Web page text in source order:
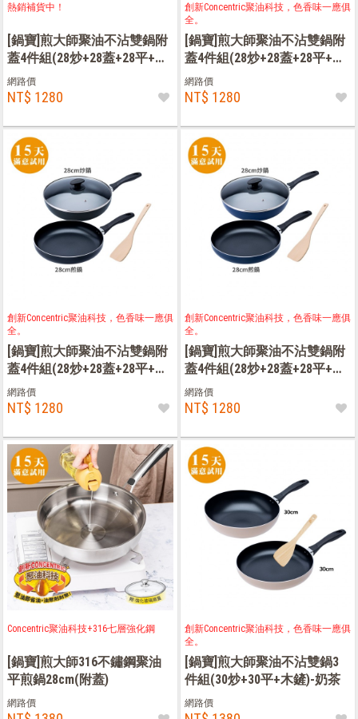
熱銷補貨中！
[鍋寶]煎大師聚油不沾雙鍋附
蓋4件組(28炒+28蓋+28平+木
鏟)-奶茶
網路價
NT$ 1280
創新Concentric聚油科技，色香味一應俱
全。
[鍋寶]煎大師聚油不沾雙鍋附
蓋4件組(28炒+28蓋+28平+木
鏟)-粉色
網路價
NT$ 1280
創新Concentric聚油科技，色香味一應俱
全。
[鍋寶]煎大師聚油不沾雙鍋附
蓋4件組(28炒+28蓋+28平+木
鏟)-黑色
網路價
NT$ 1280
創新Concentric聚油科技，色香味一應俱
全。
[鍋寶]煎大師聚油不沾雙鍋附
蓋4件組(28炒+28蓋+28平+木
鏟)-藍色
網路價
NT$ 1280
Concentric聚油科技+316七層強化鋼
[鍋寶]煎大師316不鏽鋼聚油
平煎鍋28cm(附蓋)
網路價
創新Concentric聚油科技，色香味一應俱
全。
[鍋寶]煎大師聚油不沾雙鍋3
件組(30炒+30平+木鏟)-奶茶
網路價